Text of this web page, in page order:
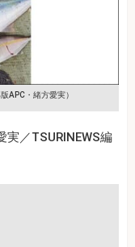
APC・緒方愛実）
実／TSURINEWS編